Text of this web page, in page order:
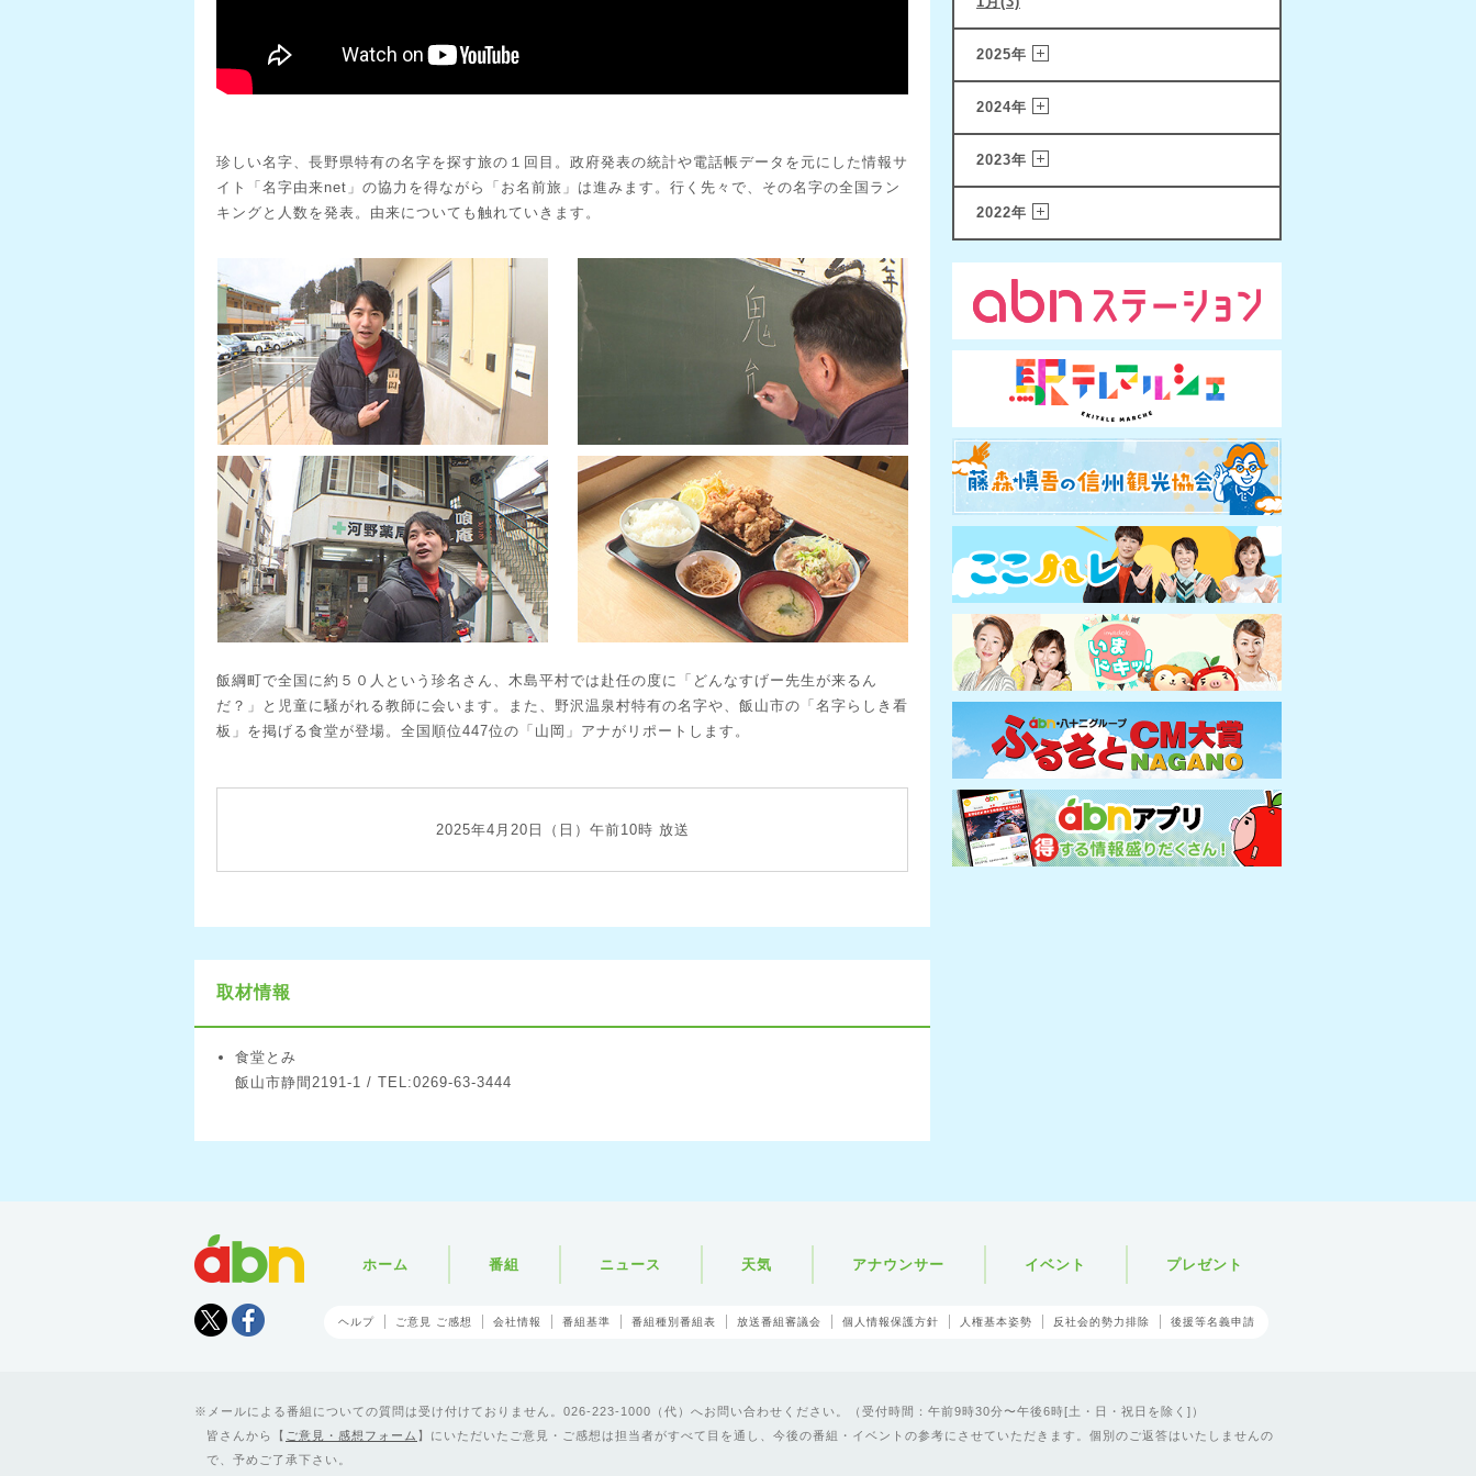
珍しい名字、長野県特有の名字を探す旅の１回目。政府発表の統計や電話帳データを元にした情報サ
イト「名字由来net」の協力を得ながら「お名前旅」は進みます。行く先々で、その名字の全国ラン
キングと人数を発表。由来についても触れていきます。
飯綱町で全国に約５０人という珍名さん、木島平村では赴任の度に「どんなすげー先生が来るん
だ？」と児童に騒がれる教師に会います。また、野沢温泉村特有の名字や、飯山市の「名字らしき看
板」を掲げる食堂が登場。全国順位447位の「山岡」アナがリポートします。
2025年4月20日（日）午前10時 放送
取材情報
食堂とみ
飯山市静間2191-1 / TEL:0269-63-3444
2025年
2024年
2023年
2022年
Tweet
ホーム 番組 ニュース 天気 アナウンサー イベント プレゼント
ヘルプ ご意見 ご感想 会社情報 番組基準 番組種別番組表 放送番組審議会 個人情報保護方針 人権基本姿勢 反社会的勢力排除 後援等名義申請
メールによる番組についての質問は受け付けておりません。026-223-1000（代）へお問い合わせください。（受付時間：午前9時30分〜午後6時[土・日・祝日を除く]）
皆さんから【 ご意見・感想フォーム 】にいただいたご意見・ご感想は担当者がすべて目を通し、今後の番組・イベントの参考にさせていただきます。個別のご返答はいたしませんの
で、予めご了承下さい。